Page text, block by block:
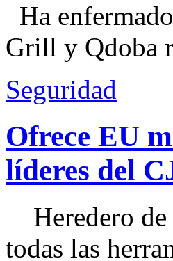
Ha
Grill y Qdoba
Seguridad
Ofrece EU
líderes del
Heredero de
todas las